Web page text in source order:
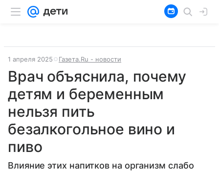
1 апреля 2025 Газета.Ru - новости
Врач объяснила, почему
детям и беременным
нельзя пить
безалкогольное вино и
пиво
Влияние этих напитков на организм слабо